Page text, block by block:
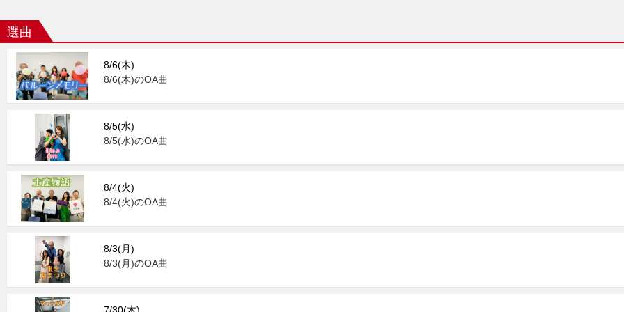
選曲
8/6(木)
8/6(木)のOA曲
8/5(水)
8/5(水)のOA曲
8/4(火)
8/4(火)のOA曲
8/3(月)
8/3(月)のOA曲